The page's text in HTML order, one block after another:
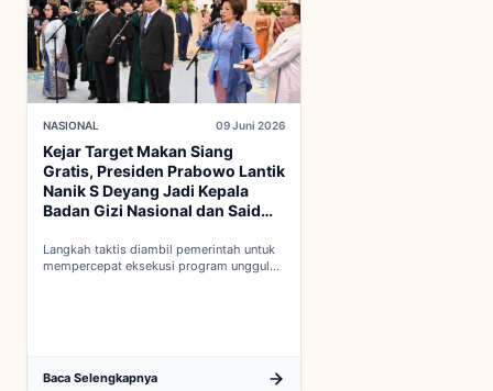
NASIONAL 09 Juni 2026
Kejar Target Makan Siang
Gratis, Presiden Prabowo Lantik
Nanik S Deyang Jadi Kepala
Badan Gizi Nasional dan Said
Langkah taktis diambil pemerintah untuk
mempercepat eksekusi program unggulan
Baca Selengkapnya